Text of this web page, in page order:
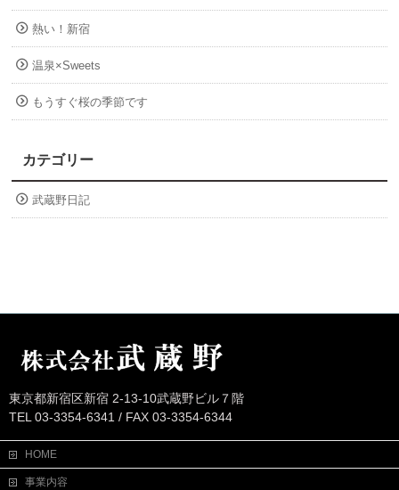
熱い！新宿
温泉×Sweets
もうすぐ桜の季節です
カテゴリー
武蔵野日記
東京都新宿区新宿 2-13-10武蔵野ビル７階
TEL 03-3354-6341 / FAX 03-3354-6344
HOME
事業内容